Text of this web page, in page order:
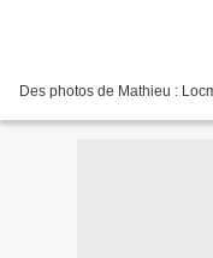
Des photos de Mathieu :